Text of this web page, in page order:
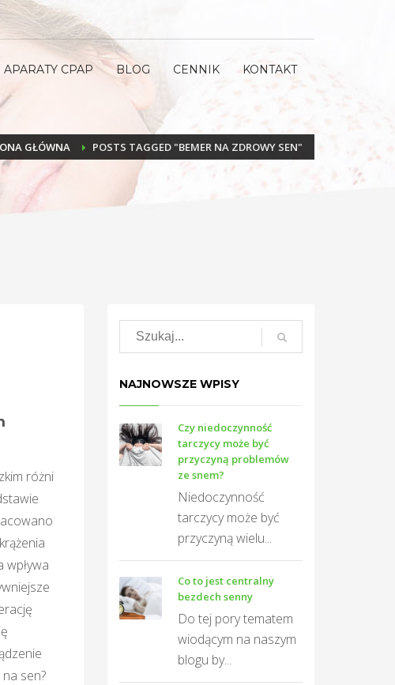
APARATY CPAP BLOG CENNIK KONTAKT
GŁÓWNA POSTS TAGGED "BEMER NA ZDROWY SEN"
różni
wpływa
sen?
NAJNOWSZE WPISY
Czy niedoczynność
tarczycy może być
przyczyną problemów
ze snem?
Niedoczynność
tarczycy może być
przyczyną wielu...
Co to jest centralny
bezdech senny
Do tej pory tematem
wiodącym na naszym
blogu by...